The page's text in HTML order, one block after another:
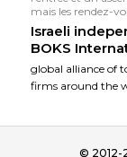
mais les rendez-
Israeli
BOKS
global alliance of
firms around the
© 2012-